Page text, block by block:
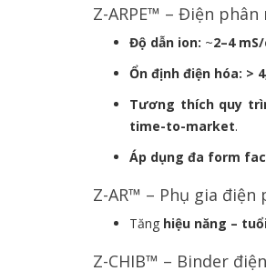
Z-ARPE™ – Điện
Độ dẫn ion: ~2–4
Ổn định điện hóa: >
Tương thích quy
time-to-market.
Áp dụng đa form
Z-AR™ – Phụ gia điện
Tăng hiệu năng –
Z-CHIB™ – Binder